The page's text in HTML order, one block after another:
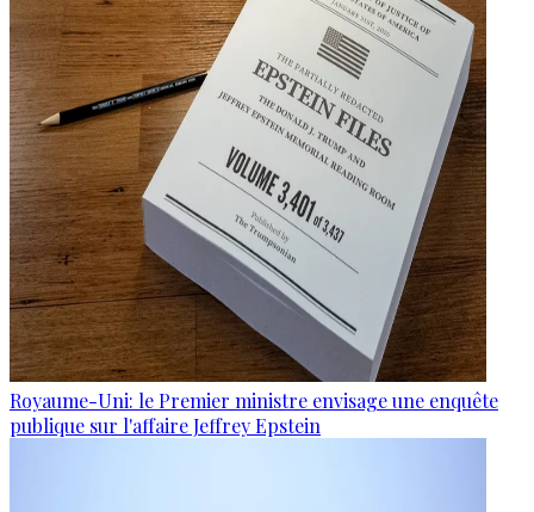
Royaume-Uni: le Premier ministre envisage une enquête
publique sur l'affaire Jeffrey Epstein